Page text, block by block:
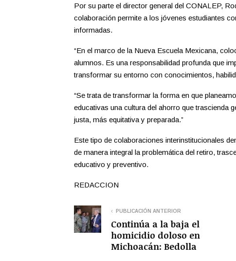
Por su parte el director general del CONALEP,
colaboración permite a los jóvenes estudiantes
informadas.
“En el marco de la Nueva Escuela Mexicana,
alumnos. Es una responsabilidad profunda que
transformar su entorno con conocimientos,
“Se trata de transformar la forma en que
educativas una cultura del ahorro que trascienda
justa, más equitativa y preparada.”
Este tipo de colaboraciones interinstitucionales
de manera integral la problemática del retiro,
educativo y preventivo.
REDACCION
PUBLICACIÓN ANTERIOR
Continúa a la baja el
homicidio doloso en
Michoacán: Bedolla